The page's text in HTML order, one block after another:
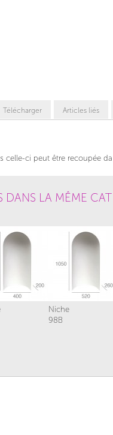
Télécharger Articles liés
celle-ci peut être recoupée
DANS LA MÊME
Niche
98B